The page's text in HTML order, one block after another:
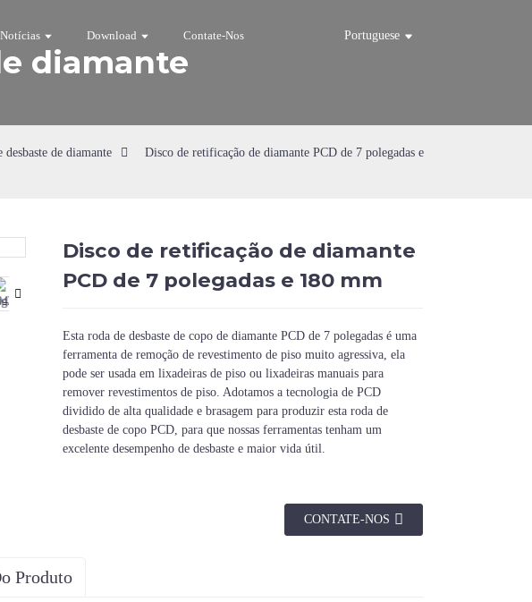
Notícias Download Contate-Nos Portuguese
diamante
desbaste de diamante
Disco de retificação de diamante PCD de 7 polegadas e
Loading...
Loading...
Disco de retificação de diamante
PCD de 7 polegadas e 180 mm
Esta roda de desbaste de copo de diamante PCD de 7 polegadas é uma
ferramenta de remoção de revestimento de piso muito agressiva, ela
pode ser usada em lixadeiras de piso ou lixadeiras manuais para
remover revestimentos de piso. Adotamos a tecnologia de PCD
dividido de alta qualidade e brasagem para produzir esta roda de
desbaste de copo PCD, para que nossas ferramentas tenham um
excelente desempenho de desbaste e maior vida útil.
CONTATE-NOS
Produto